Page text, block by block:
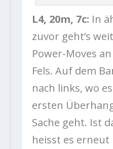
L4, 20m, 7c: In
zuvor geht’s
Power-Moves
Fels. Auf dem
nach links, wo
ersten
Sache geht. Ist
heisst es